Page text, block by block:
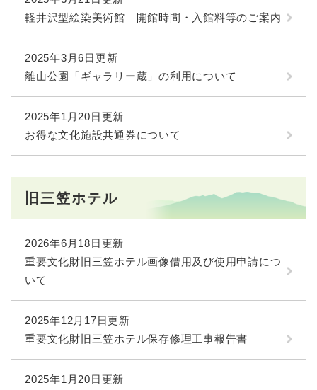
軽井沢型絵染美術館 開館時間・入館料等のご案内
2025年3月6日更新
離山公園「ギャラリー蔵」の利用について
2025年1月20日更新
お得な文化施設共通券について
旧三笠ホテル
2026年6月18日更新
重要文化財旧三笠ホテル画像借用及び使用申請につ
いて
2025年12月17日更新
重要文化財旧三笠ホテル保存修理工事報告書
2025年1月20日更新